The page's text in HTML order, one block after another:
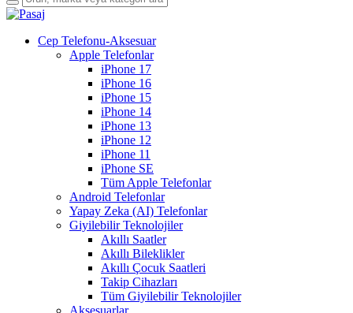
Cep Telefonu-Aksesuar
Apple Telefonlar
iPhone 17
iPhone 16
iPhone 15
iPhone 14
iPhone 13
iPhone 12
iPhone 11
iPhone SE
Tüm Apple Telefonlar
Android Telefonlar
Yapay Zeka (AI) Telefonlar
Giyilebilir Teknolojiler
Akıllı Saatler
Akıllı Bileklikler
Akıllı Çocuk Saatleri
Takip Cihazları
Tüm Giyilebilir Teknolojiler
Aksesuarlar